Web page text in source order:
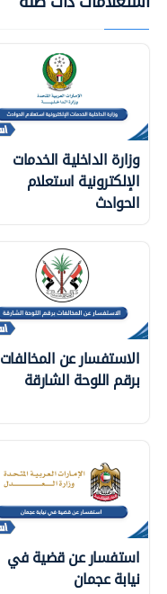
وزارة الداخلية الخدمات
الإلكترونية استعلام
الحوادث
الاستفسار عن المخالفات
برقم اللوحة الشارقة
استفسار عن قضية في
نيابة عجمان